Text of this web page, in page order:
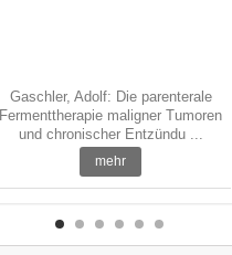
Gaschler, Adolf: Die parenterale
Fermenttherapie maligner Tumoren
und chronischer Entzündu ...
mehr